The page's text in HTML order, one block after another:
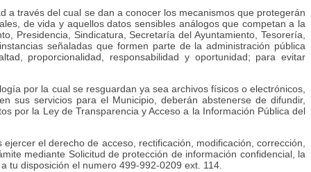
a través del cual se dan a conocer los mecanismos que protegerán
de vida y aquellos datos sensibles análogos que competan a la
Presidencia, Sindicatura, Secretaría del Ayuntamiento, Tesorería,
señaladas que formen parte de la administración pública
proporcionalidad, responsabilidad y oportunidad; para evitar
por la cual se resguardan ya sea archivos físicos o electrónicos,
sus servicios para el Municipio, deberán abstenerse de difundir,
por la Ley de Transparencia y Acceso a la Información Pública del
el derecho de acceso, rectificación, modificación, corrección,
mediante Solicitud de protección de información confidencial, la
tu disposición el numero 499-992-0209 ext. 114.